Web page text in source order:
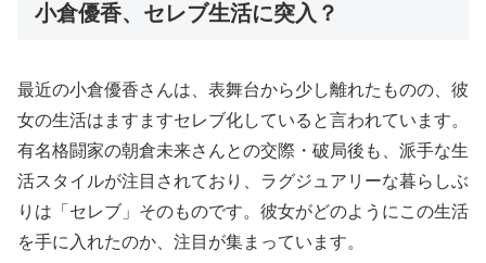
小倉優香、セレブ生活に突入？
最近の小倉優香さんは、表舞台から少し離れたものの、彼
女の生活はますますセレブ化していると言われています。
有名格闘家の朝倉未来さんとの交際・破局後も、派手な生
活スタイルが注目されており、ラグジュアリーな暮らしぶ
りは「セレブ」そのものです。彼女がどのようにこの生活
を手に入れたのか、注目が集まっています。